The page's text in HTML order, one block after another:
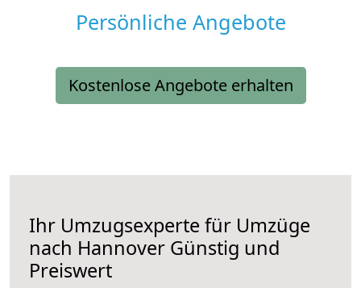
Persönliche Angebote
Kostenlose Angebote erhalten
Ihr Umzugsexperte für Umzüge
nach Hannover Günstig und
Preiswert